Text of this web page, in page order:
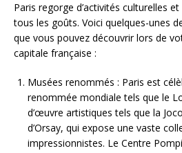
Paris regorge d’activités culturelles
tous les goûts. Voici quelques-unes
que vous pouvez découvrir lors de
capitale française :
Musées renommés : Paris est
renommée mondiale tels que le
d’œuvre artistiques tels que la
d’Orsay, qui expose une vaste
impressionnistes. Le Centre